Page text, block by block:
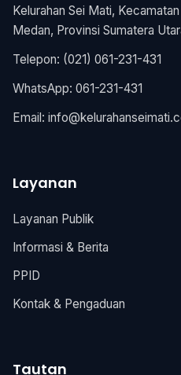
Kelurahan Sei Mati,
Medan, Provinsi Sumatera
Telepon: (021) 061-231-431
WhatsApp: 061-231-431
Email:
Layanan
Layanan Publik
Informasi & Berita
PPID
Kontak & Pengaduan
Tautan